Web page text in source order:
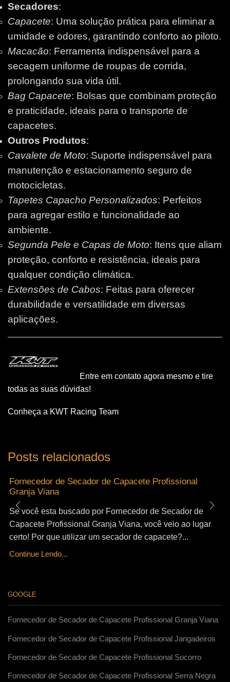
Secadores:
Capacete: Uma solução prática para eliminar a
umidade e odores, garantindo conforto ao piloto.
Macacão: Ferramenta indispensável para a
secagem uniforme de roupas de corrida,
prolongando sua vida útil.
Bag Capacete: Bolsas que combinam proteção
e praticidade, ideais para o transporte de
capacetes.
Outros Produtos:
Cavalete de Moto: Suporte indispensável para
manutenção e estacionamento seguro de
motocicletas.
Tapetes Capacho Personalizados: Perfeitos
para agregar estilo e funcionalidade ao
ambiente.
Segunda Pele e Capas de Moto: Itens que aliam
proteção, conforto e resistência, ideais para
qualquer condição climática.
Extensões de Cabos: Feitas para oferecer
durabilidade e versatilidade em diversas
aplicações.
Entre em contato agora mesmo e tire
todas as suas dúvidas!
Conheça a KWT Racing Team
Posts relacionados
Fornecedor de Secador de Capacete Profissional
Granja Viana
Se você esta buscado por Fornecedor de Secador de
Capacete Profissional Granja Viana, você veio ao lugar
certo! Por que utilizar um secador de capacete?...
Continue Lendo...
GOOGLE
Fornecedor de Secador de Capacete Profissional Granja Viana
Fornecedor de Secador de Capacete Profissional Jangadeiros
Fornecedor de Secador de Capacete Profissional Socorro
Fornecedor de Secador de Capacete Profissional Serra Negra